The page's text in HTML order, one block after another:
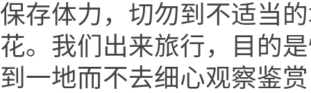
保存体力，切勿到不适当
花。我们出来旅行，目的
到一地而不去细心观察鉴